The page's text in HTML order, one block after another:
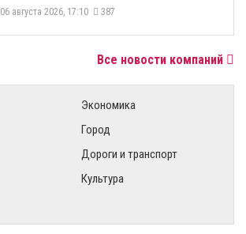
06 августа 2026, 17:10 387
Все новости компаний
Экономика
Город
Дороги и транспорт
Культура